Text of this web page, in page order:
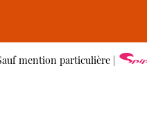
mention particulière |